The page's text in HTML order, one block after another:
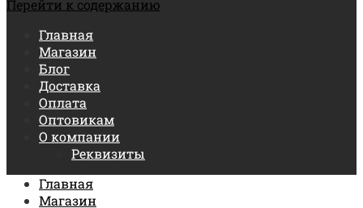
Перейти к содержанию
Главная
Магазин
Блог
Доставка
Оплата
Оптовикам
О компании
Реквизиты
Главная
Магазин